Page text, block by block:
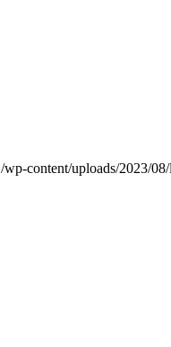
/wp-content/uploads/2023/